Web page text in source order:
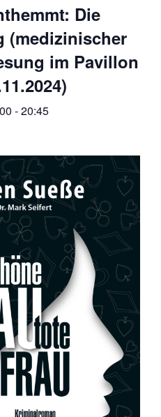
Die
(medizinischer
im Pavillon
-20:45